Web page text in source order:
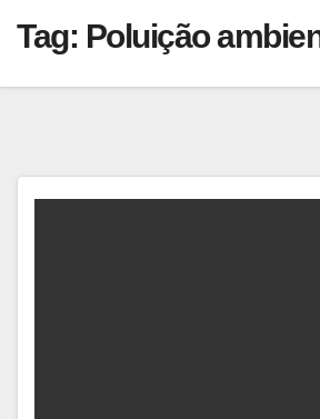
Tag: Poluição